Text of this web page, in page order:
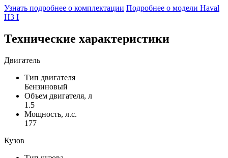
Узнать подробнее о комплектации Подробнее о модели Haval
H3 I
Технические характеристики
Двигатель
Тип двигателя
Бензиновый
Объем двигателя, л
1.5
Мощность, л.с.
177
Кузов